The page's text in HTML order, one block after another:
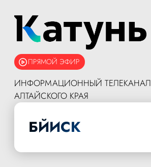
ПРЯМОЙ ЭФИР
ИНФОРМАЦИОННЫЙ ТЕЛЕКАНАЛ
АЛТАЙСКОГО КРАЯ
БЙИСК